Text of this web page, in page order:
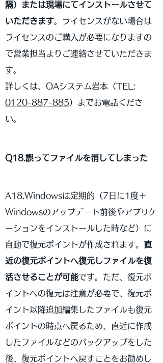
隔）または現場にてインストールさせて
いただきます。ライセンスがない場合は
ライセンスのご購入が必要になりますの
で営業担当よりご連絡させていただきま
す。
詳しくは、OAシステム岩本（TEL:
0120-887-885）までお電話くださ
い。
Q18.誤ってファイルを消してしまった
A18.Windowsは定期的（7日に1度＋
Windowsのアップデート前後やアプリケ
ーションをインストールした時など）に
自動で復元ポイントが作成されます。 直
近の復元ポイントへ復元しファイルを復
活させることが可能です。ただ、復元ポ
イントへの復元は注意が必要で、復元ポ
イント以降追加編集したファイルも復元
ポイントの時点へ戻るため、直近に作成
したファイルなどのバックアップをした
後、復元ポイントへ戻すことをお勧めし